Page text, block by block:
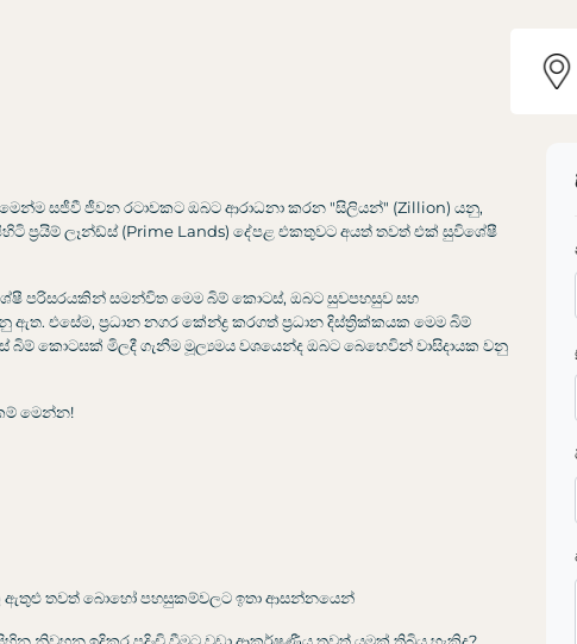
ප්‍රයිම් ලෑන්ඩ්ස් (Prime Lands) දේපළ එකතුවට අයත් තවත් එක් සුවිශේෂී
පරිසරයකින් සමන්විත මෙම බිම් කොටස්, ඔබට සුවපහසුව සහ
එසේම, ප්‍රධාන නගර කේන්ද්‍ර කරගත් ප්‍රධාන දිස්ත්‍රික්කයක මෙම බිම්
බිම් කොටසක් මිලදී ගැනීම මූල්‍යමය වශයෙන්ද ඔබට බෙහෙවින් වාසිදායක වනු
මෙන්න!
ඇතුළු තවත් බොහෝ පහසුකම්වලට ඉතා ආසන්නයෙන්